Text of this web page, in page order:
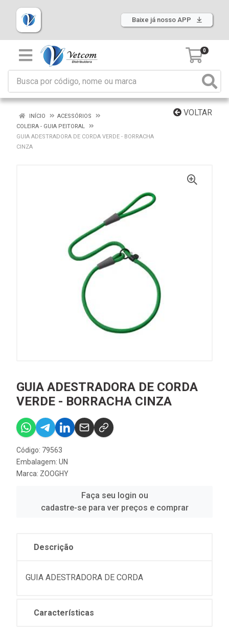
Baixe já nosso APP
0
VOLTAR
INÍCIO
ACESSÓRIOS
COLEIRA - GUIA PEITORAL
GUIA ADESTRADORA DE CORDA VERDE - BORRACHA
CINZA
GUIA ADESTRADORA DE CORDA
VERDE - BORRACHA CINZA
Código: 79563
Embalagem: UN
Marca: ZOOGHY
Faça seu login ou
cadastre-se para ver preços e comprar
Descrição
GUIA ADESTRADORA DE CORDA
Características